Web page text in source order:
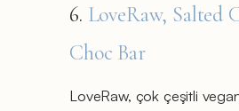
6. LoveRaw, Salted
Choc Bar
LoveRaw, çok çeşitli